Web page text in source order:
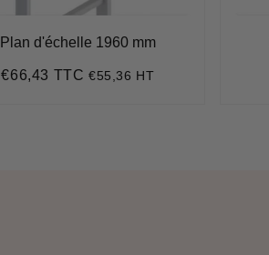
Plan d'échelle 1960 mm
Prix
€66,43 TTC€66,43
€55,36 HT